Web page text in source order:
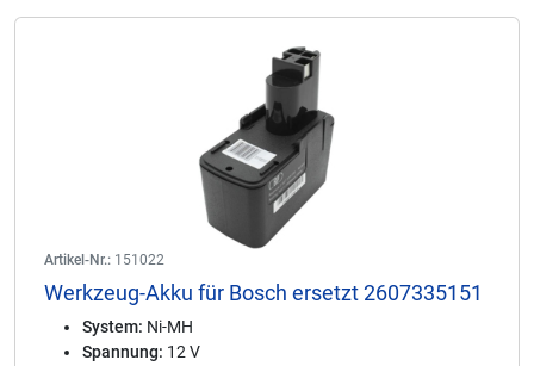
Artikel-Nr.: 151022
Werkzeug-Akku für Bosch ersetzt 2607335151
System: Ni-MH
Spannung: 12 V